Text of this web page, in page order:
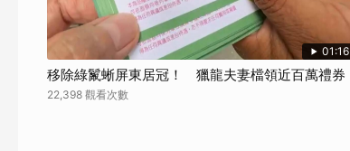
01:16
移除綠鬣蜥屏東居冠！ 獵龍夫妻檔領近百萬禮券
22,398 觀看次數